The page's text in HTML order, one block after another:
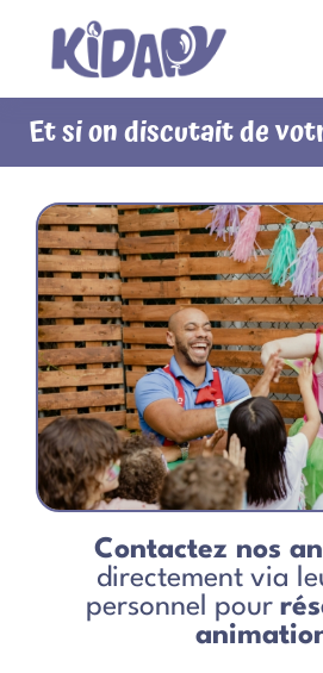
contenu
Et si on discutait de
Contactez nos
directement via
personnel pour